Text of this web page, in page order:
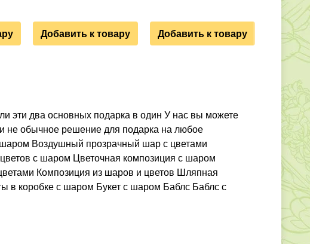
Добавить к товару Добавить к товару
эти два основных подарка в один У нас вы можете
не обычное решение для подарка на любое
Воздушный прозрачный шар с цветами
с шаром Цветочная композиция с шаром
Композиция из шаров и цветов Шляпная
коробке с шаром Букет с шаром Баблс Баблс с